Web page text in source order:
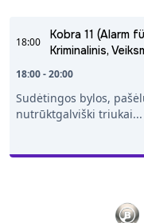
18:00
Kobra 11 (Alarm
Kriminalinis,
18:00 - 20:00
Sudėtingos bylos,
nutrūktgalviški triukai...